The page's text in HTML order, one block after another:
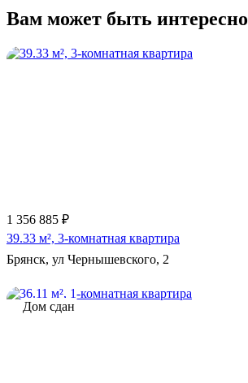
Вам может быть интересно
1 356 885 ₽
39.33 м², 3-комнатная квартира
Брянск, ул Чернышевского, 2
Дом сдан